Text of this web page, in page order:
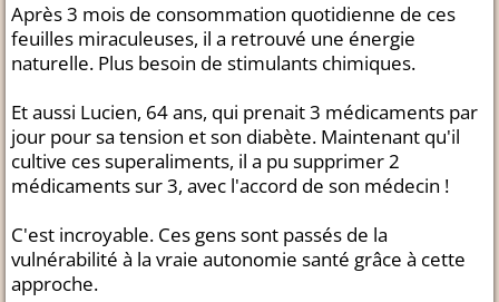
Après 3 mois de consommation quotidienne de ces
feuilles miraculeuses, il a retrouvé une énergie
naturelle. Plus besoin de stimulants chimiques.
Et aussi Lucien, 64 ans, qui prenait 3 médicaments par
jour pour sa tension et son diabète. Maintenant qu'il
cultive ces superaliments, il a pu supprimer 2
médicaments sur 3, avec l'accord de son médecin !
C'est incroyable. Ces gens sont passés de la
vulnérabilité à la vraie autonomie santé grâce à cette
approche.